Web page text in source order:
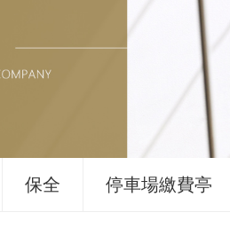
保全 停車場繳費亭